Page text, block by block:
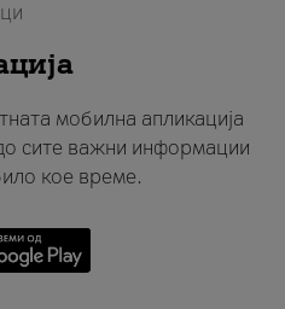
мобилна апликација
сите важни информации
кое време.